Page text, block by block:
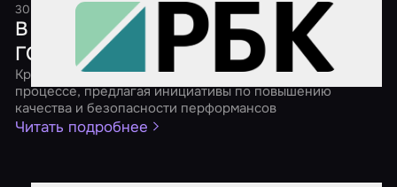
30 апреля 2025 1 минута
В России продолжают разрабатывать
ГОСТ для взрослых квестов
Крупнейшие игроки рынка активно участвуют в этом
процессе, предлагая инициативы по повышению
качества и безопасности перформансов
Читать подробнее